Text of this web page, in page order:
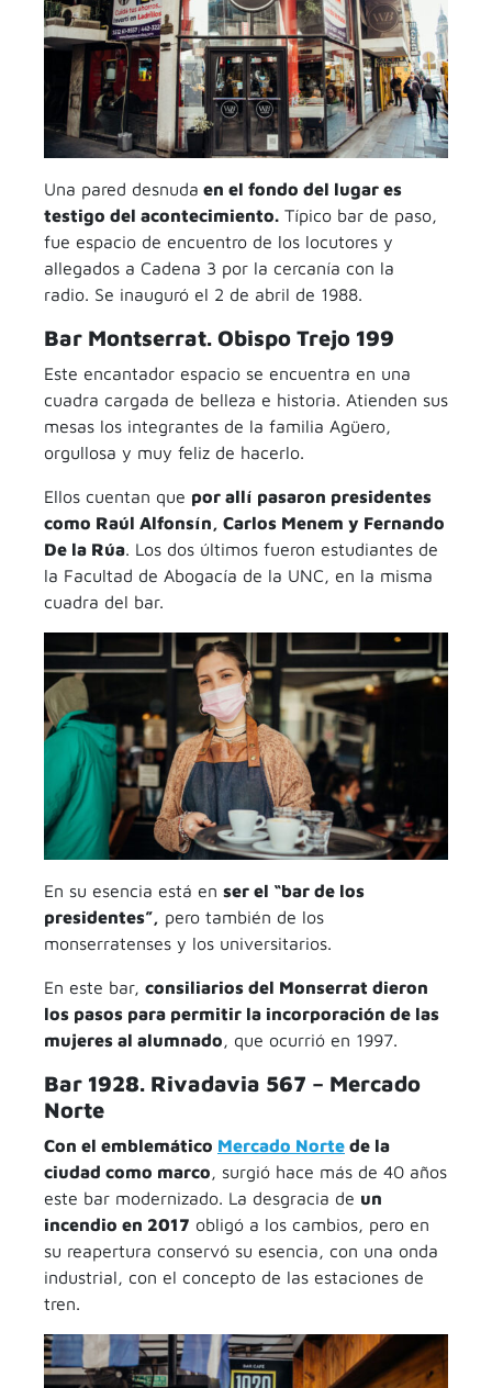
Una pared desnuda en el fondo del lugar es
testigo del acontecimiento. Típico bar de paso,
fue espacio de encuentro de los locutores y
allegados a Cadena 3 por la cercanía con la
radio. Se inauguró el 2 de abril de 1988.
Bar Montserrat. Obispo Trejo 199
Este encantador espacio se encuentra en una
cuadra cargada de belleza e historia. Atienden sus
mesas los integrantes de la familia Agüero,
orgullosa y muy feliz de hacerlo.
Ellos cuentan que por allí pasaron presidentes
como Raúl Alfonsín, Carlos Menem y Fernando
De la Rúa. Los dos últimos fueron estudiantes de
la Facultad de Abogacía de la UNC, en la misma
cuadra del bar.
En su esencia está en ser el “bar de los
presidentes”, pero también de los
monserratenses y los universitarios.
En este bar, consiliarios del Monserrat dieron
los pasos para permitir la incorporación de las
mujeres al alumnado, que ocurrió en 1997.
Bar 1928. Rivadavia 567 – Mercado
Norte
Con el emblemático Mercado Norte de la
ciudad como marco, surgió hace más de 40 años
este bar modernizado. La desgracia de un
incendio en 2017 obligó a los cambios, pero en
su reapertura conservó su esencia, con una onda
industrial, con el concepto de las estaciones de
tren.